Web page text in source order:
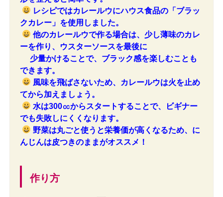
レシピではカレールウにハウス食品の「ブラッ
クカレー」を使用しました。
他のカレールウで作る場合は、少し薄味のカレ
ーを作り、ウスターソースを最後に
少量かけることで、ブラック感を楽しむことも
できます。
風味を飛ばさないため、カレールウは火を止め
てから加えましょう。
水は300㏄からスタートすることで、ビギナー
でも失敗しにくくなります。
野菜は丸ごと使うと栄養価が高くなるため、に
んじんは皮つきのままがオススメ！
作り方